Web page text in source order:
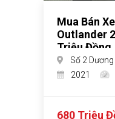
Mua Bán
Outlander
Triệu Đồng
Số 2
2021
680 Triệu